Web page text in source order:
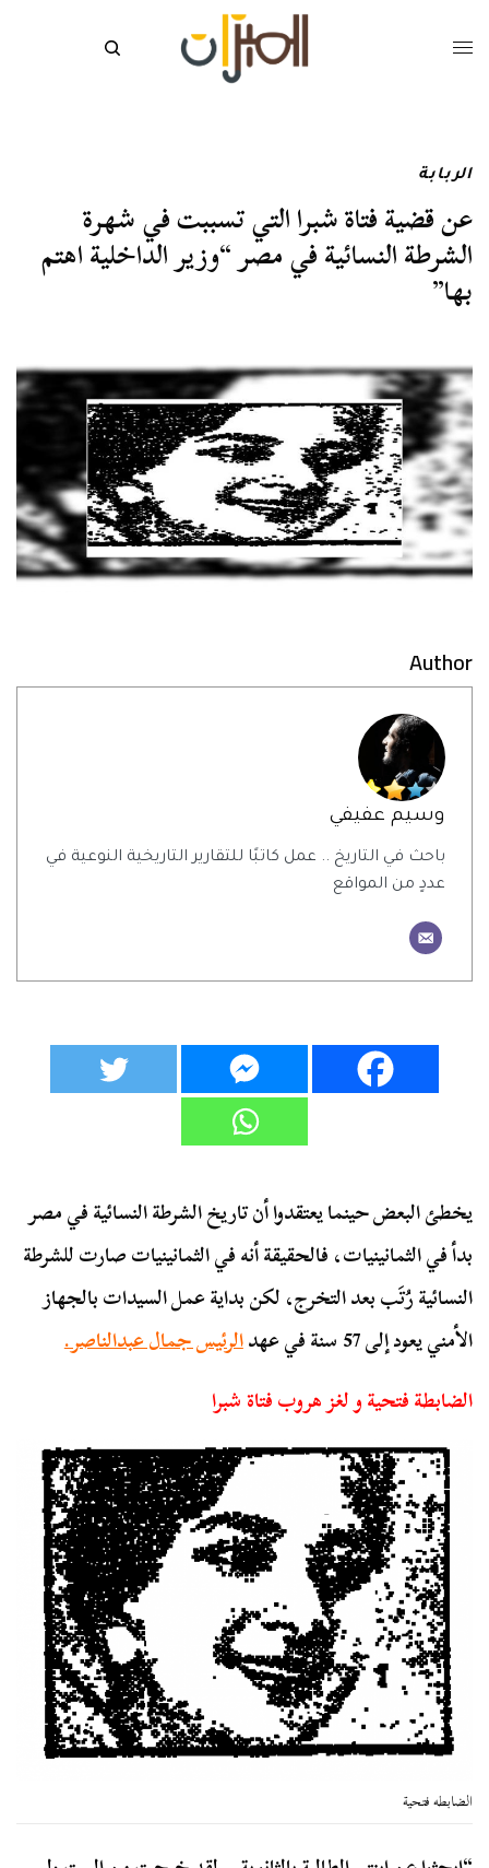
الربابة
عن قضية فتاة شبرا التي تسببت في شهرة
الشرطة النسائية في مصر “وزير الداخلية اهتم
بها”
Author
وسيم عفيفي
باحث في التاريخ .. عمل كاتبًا للتقارير التاريخية النوعية في
عددٍ من المواقع
يخطئ البعض حينما يعتقدوا أن تاريخ الشرطة النسائية في مصر
بدأ في الثمانينيات، فالحقيقة أنه في الثمانينيات صارت للشرطة
النسائية رُتَب بعد التخرج، لكن بداية عمل السيدات بالجهاز
الأمني يعود إلى 57 سنة في عهد
الرئيس جمال عبدالناصر.
الضابطة فتحية و لغز هروب فتاة شبرا
الضابطه فتحية